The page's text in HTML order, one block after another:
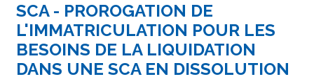
SCA - PROROGATION DE
L'IMMATRICULATION POUR LES
BESOINS DE LA LIQUIDATION
DANS UNE SCA EN DISSOLUTION